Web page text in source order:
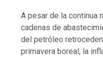
A pesar de la continua
cadenas de
del petróleo
primavera boreal, la